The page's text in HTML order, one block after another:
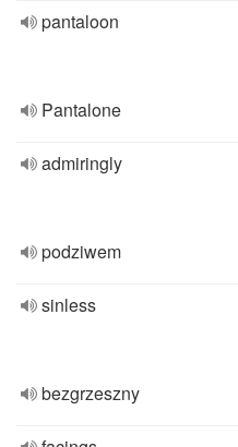
pantaloon
Pantalone
admiringly
podziwem
sinless
bezgrzeszny